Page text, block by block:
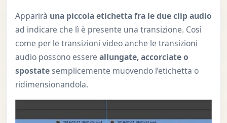
Apparirà una piccola etichetta fra le due clip audio
ad indicare che lì è presente una transizione. Così
come per le transizioni video anche le transizioni
audio possono essere allungate, accorciate o
spostatesemplicemente muovendo l’etichetta o
ridimensionandola.